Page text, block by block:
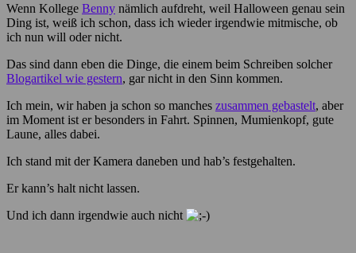
Wenn Kollege Benny nämlich aufdreht, weil Halloween genau sein
Ding ist, weiß ich schon, dass ich wieder irgendwie mitmische, ob
ich nun will oder nicht.
Das sind dann eben die Dinge, die einem beim Schreiben solcher
Blogartikel wie gestern, gar nicht in den Sinn kommen.
Ich mein, wir haben ja schon so manches zusammen gebastelt, aber
im Moment ist er besonders in Fahrt. Spinnen, Mumienkopf, gute
Laune, alles dabei.
Ich stand mit der Kamera daneben und hab’s festgehalten.
Er kann’s halt nicht lassen.
Und ich dann irgendwie auch nicht